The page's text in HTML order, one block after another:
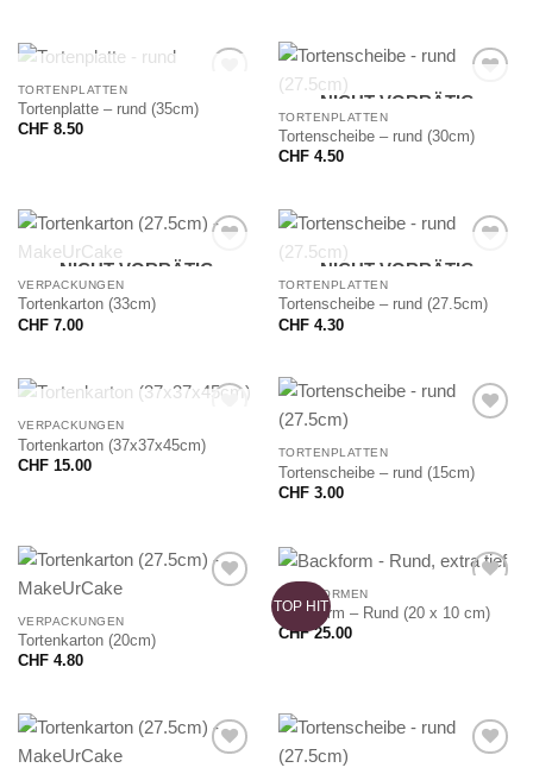
NICHT VORRÄTIG
TORTENPLATTEN
Tortenplatte – rund (35cm)
CHF8.50
NICHT VORRÄTIG
TORTENPLATTEN
Tortenscheibe – rund (30cm)
CHF4.50
NICHT VORRÄTIG
VERPACKUNGEN
Tortenkarton (33cm)
CHF7.00
NICHT VORRÄTIG
TORTENPLATTEN
Tortenscheibe – rund (27.5cm)
CHF4.30
NICHT VORRÄTIG
VERPACKUNGEN
Tortenkarton (37x37x45cm)
CHF15.00
TORTENPLATTEN
Tortenscheibe – rund (15cm)
CHF3.00
VERPACKUNGEN
Tortenkarton (20cm)
CHF4.80
TOP HIT
BACKFORMEN
Backform – Rund (20 x 10 cm)
CHF25.00